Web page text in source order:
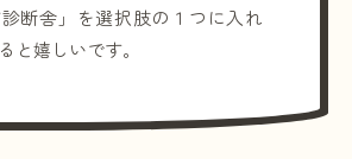
断舎」を選択肢の１つに入れ
と嬉しいです。